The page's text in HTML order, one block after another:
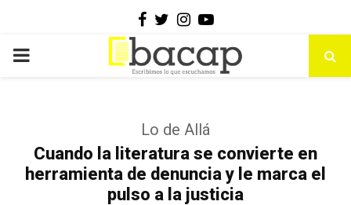
Facebook
Twitter
Instagram
Youtube
PRIMARY
Lo de Allá
Cuando la literatura se convierte en
herramienta de denuncia y le marca el
pulso a la justicia